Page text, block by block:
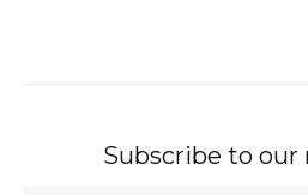
Subscribe to